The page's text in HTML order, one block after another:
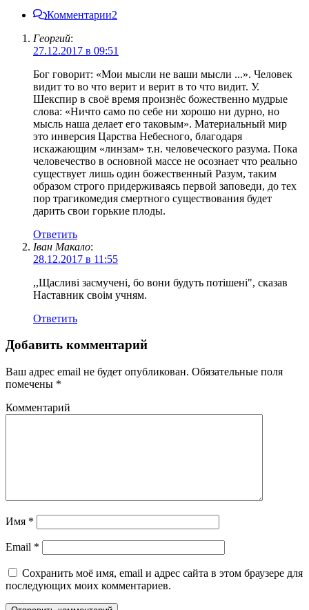
Комментарии2
Георгий:
27.12.2017 в 09:51
Бог говорит: «Мои мысли не ваши мысли ...». Человек
видит то во что верит и верит в то что видит. У.
Шекспир в своё время произнёс божественно мудрые
слова: «Ничто само по себе ни хорошо ни дурно, но
мысль наша делает его таковым». Материальный мир
это инверсия Царства Небесного, благодаря
искажающим «линзам» т.н. человеческого разума. Пока
человечество в основной массе не осознает что реально
существует лишь один божественный Разум, таким
образом строго придерживаясь первой заповеди, до тех
пор трагикомедия смертного существования будет
дарить свои горькие плоды.
Ответить
Іван Макало:
28.12.2017 в 11:55
,,Щасливі засмучені, бо вони будуть потішені", сказав
Наставник своім учням.
Ответить
Добавить комментарий
Ваш адрес email не будет опубликован. Обязательные поля
помечены *
Комментарий
Имя *
Email *
Сохранить моё имя, email и адрес сайта в этом браузере для
последующих моих комментариев.